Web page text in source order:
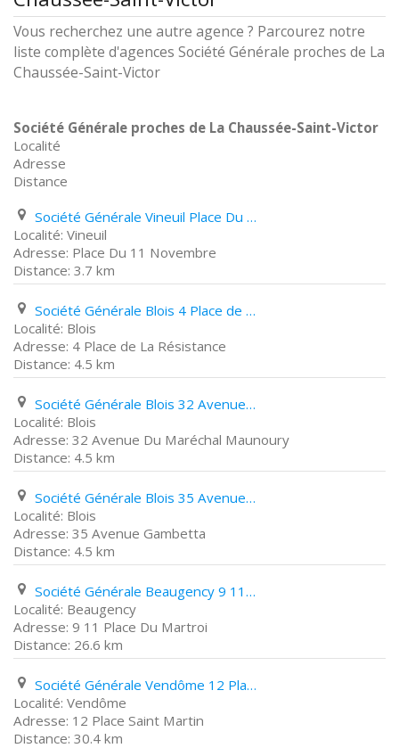
Vous recherchez une autre agence ? Parcourez notre
liste complète d'agences Société Générale proches de La
Chaussée-Saint-Victor
Société Générale proches de La Chaussée-Saint-Victor
Localité
Adresse
Distance
Société Générale Vineuil Place Du 11 Novembre
Vineuil
Place Du 11 Novembre
3.7 km
Société Générale Blois 4 Place de La Résistance
Blois
4 Place de La Résistance
4.5 km
Société Générale Blois 32 Avenue Du Maréchal Maunoury
Blois
32 Avenue Du Maréchal Maunoury
4.5 km
Société Générale Blois 35 Avenue Gambetta
Blois
35 Avenue Gambetta
4.5 km
Société Générale Beaugency 9 11 Place Du Martroi
Beaugency
9 11 Place Du Martroi
26.6 km
Société Générale Vendôme 12 Place Saint Martin
Vendôme
12 Place Saint Martin
30.4 km